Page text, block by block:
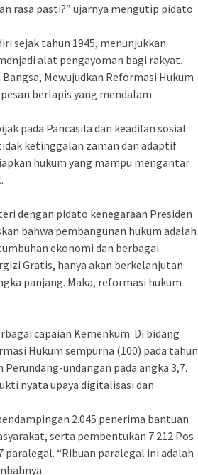
rasa pasti?” ujarnya mengutip pidato
sejak tahun 1945, menunjukkan
alat pengayoman bagi rakyat.
Mewujudkan Reformasi Hukum
berlapis yang mendalam.
pada Pancasila dan keadilan sosial.
ketinggalan zaman dan adaptif
hukum yang mampu mengantar
dengan pidato kenegaraan Presiden
bahwa pembangunan hukum adalah
ekonomi dan berbagai
Gratis, hanya akan berkelanjutan
panjang. Maka, reformasi hukum
capaian Kemenkum. Di bidang
Hukum sempurna (100) pada tahun
undangan pada angka 3,7.
nyata upaya digitalisasi dan
2.045 penerima bantuan
serta pembentukan 7.212 Pos
paralegal. “Ribuan paralegal ini adalah